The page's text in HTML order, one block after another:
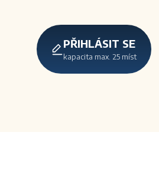
PŘIHLÁSIT SE
kapacita max. 25 míst